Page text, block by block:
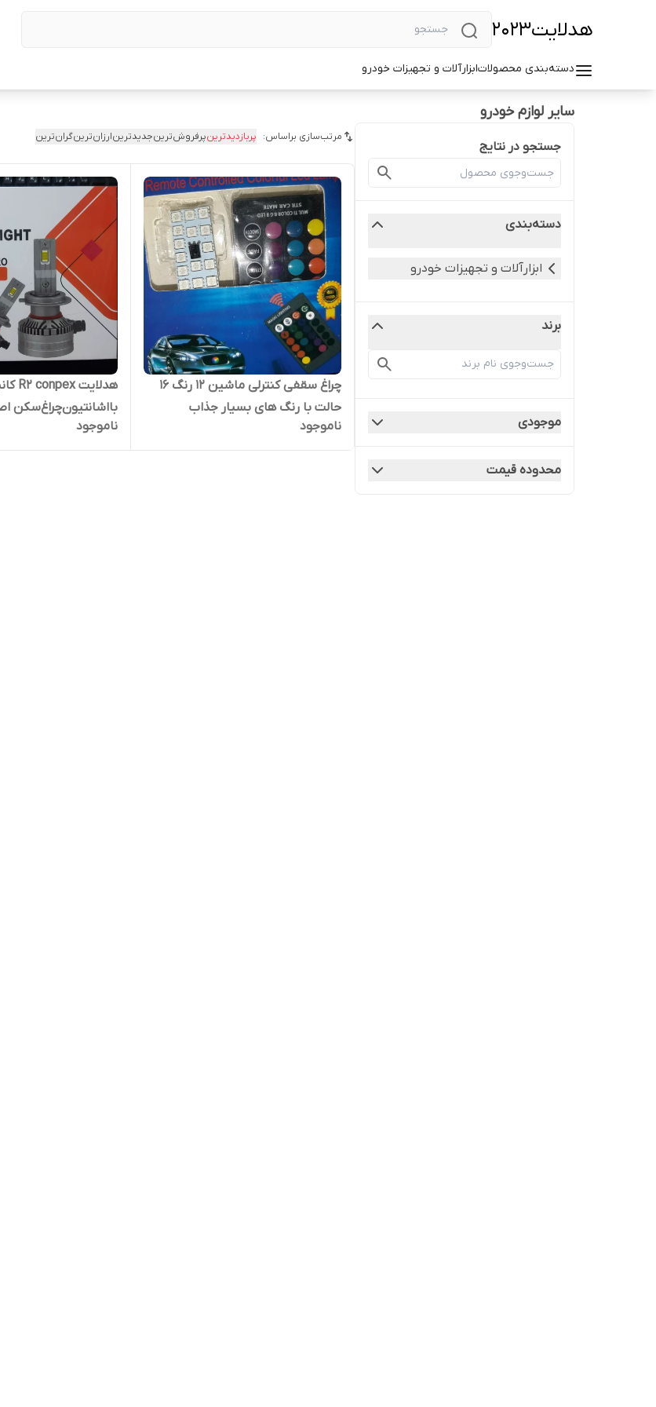
هد‌لایت2023
دسته‌بندی محصولاتابزارآلات و تجهیزات خودرو
سایر لوازم خودرو
جستجو در نتایج
دسته‌بندی
ابزارآلات و تجهیزات خودرو
برند
موجودی
محدوده قیمت
مرتب‌سازی براساس: پربازدیدترینپرفروش‌ترینجدیدترینارزان‌ترینگران‌ترین
چراغ سقفی کنترلی ماشین 12 رنگ 16
حالت با رنگ های بسیار جذاب
ناموجود
سی‌اس‌پی پایه ۹۰۰۵
ناموجود